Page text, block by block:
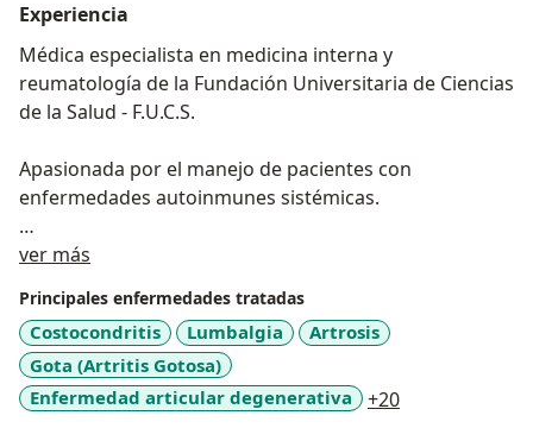
Experiencia
Médica especialista en medicina interna y
reumatología de la Fundación Universitaria de Ciencias
de la Salud - F.U.C.S.
Apasionada por el manejo de pacientes con
enfermedades autoinmunes sistémicas.
Miembro de número Asociación Colombiana de
ver más
Principales enfermedades tratadas
Costocondritis Lumbalgia
Artrosis
Gota (Artritis Gotosa)
Enfermedad articular degenerativa
+20